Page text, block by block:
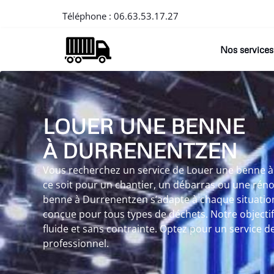
Téléphone : 06.63.53.17.27
Nos services
LOUER UNE BENNE
À DURRENENTZEN
Vous recherchez un service de Louer une benne
ce soit pour un chantier, un débarras ou une
benne à Durrenentzen s’adapte à chaque
conçue pour tous types de déchets. Notre
fluide et sans contrainte. Optez pour un service
professionnel.